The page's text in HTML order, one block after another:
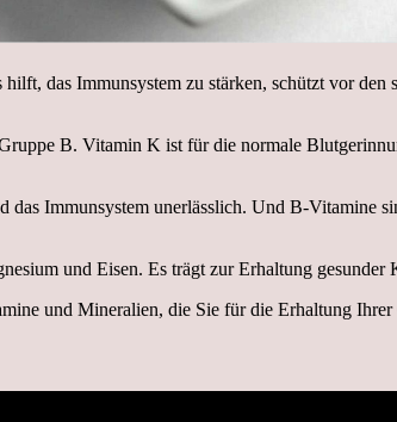
das Immunsystem zu stärken, schützt vor
B. Vitamin K ist für die normale
Immunsystem unerlässlich. Und B-Vitamine
und Eisen. Es trägt zur Erhaltung gesunder
und Mineralien, die Sie für die Erhaltung